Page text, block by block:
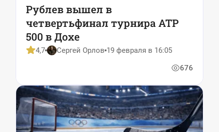
Рублев вышел в
четвертьфинал турнира ATP
500 в Дохе
4,7 Сергей Орлов 19 февраля в 16:05
676